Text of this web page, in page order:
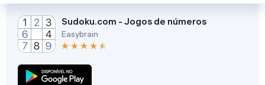
Sudoku.com - Jogos de números
Easybrain